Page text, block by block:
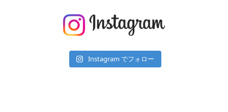
Instagram でフォロー